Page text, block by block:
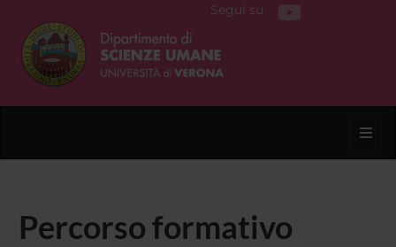
Segui su
Percorso formativo